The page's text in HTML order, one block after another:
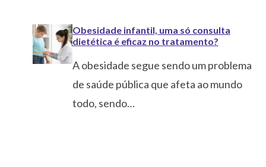
Obesidade infantil, uma só consulta
dietética é eficaz no tratamento?
A obesidade segue sendo um problema
de saúde pública que afeta ao mundo
todo, sendo…